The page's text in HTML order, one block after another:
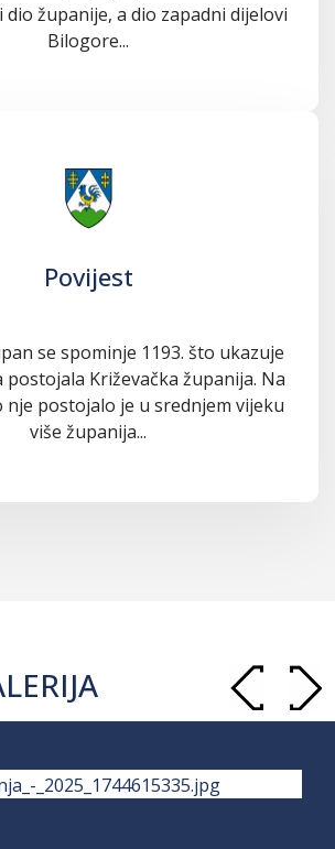
dio županije, a dio zapadni dijelovi
Bilogore...
Povijest
se spominje 1193. što ukazuje
postojala Križevačka županija. Na
postojalo je u srednjem vijeku
više županija...